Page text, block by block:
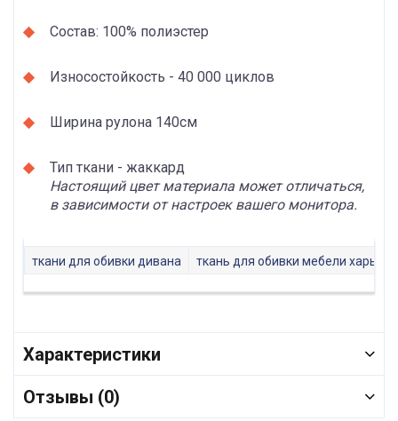
Состав: 100% полиэстер
Износостойкость - 40 000 циклов
Ширина рулона 140см
Тип ткани - жаккард
Настоящий цвет материала может отличаться,
в зависимости от настроек вашего монитора.
ткани для обивки дивана ткань для обивки мебели харьков
Характеристики
Отзывы (0)